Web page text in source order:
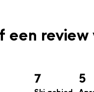
een review
7 5